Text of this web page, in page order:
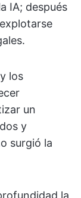
IA; después
los
un
y
surgió la
la